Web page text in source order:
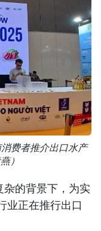
费者推介出口水产
）
的背景下，为实
业正在推行出口